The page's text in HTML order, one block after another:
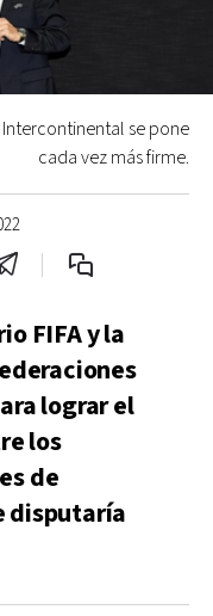
se pone
cada vez más firme.
FIFA y la
lograr el
los
de
disputaría